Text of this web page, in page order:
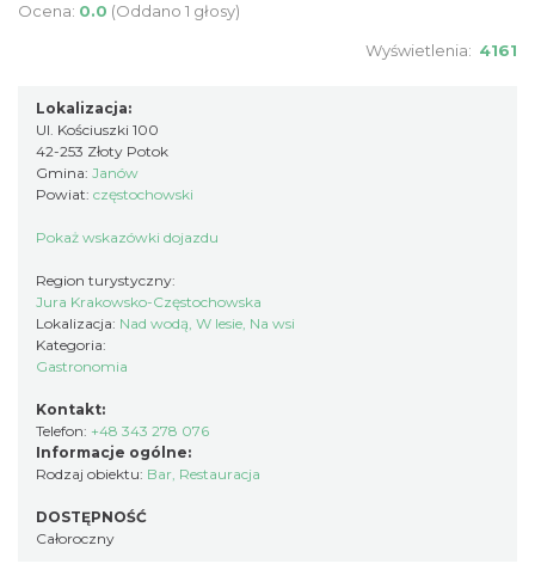
Ocena: 0.0 (Oddano 1 głosy)
Wyświetlenia: 4161
Lokalizacja:
Ul. Kościuszki 100
42-253 Złoty Potok
Gmina: Janów
Powiat: częstochowski
Pokaż wskazówki dojazdu
Region turystyczny:
Jura Krakowsko-Częstochowska
Lokalizacja: Nad wodą, W lesie, Na wsi
Kategoria:
Gastronomia
Kontakt:
Telefon: +48 343 278 076
Informacje ogólne:
Rodzaj obiektu: Bar, Restauracja
DOSTĘPNOŚĆ
Całoroczny